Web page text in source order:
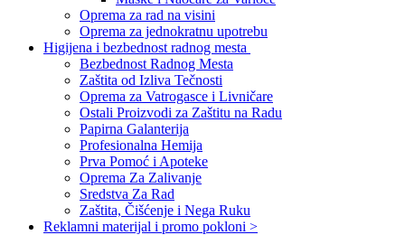
Oprema za rad na visini
Oprema za jednokratnu upotrebu
Higijena i bezbednost radnog mesta
Bezbednost Radnog Mesta
Zaštita od Izliva Tečnosti
Oprema za Vatrogasce i Livničare
Ostali Proizvodi za Zaštitu na Radu
Papirna Galanterija
Profesionalna Hemija
Prva Pomoć i Apoteke
Oprema Za Zalivanje
Sredstva Za Rad
Zaštita, Čišćenje i Nega Ruku
Reklamni materijal i promo pokloni >